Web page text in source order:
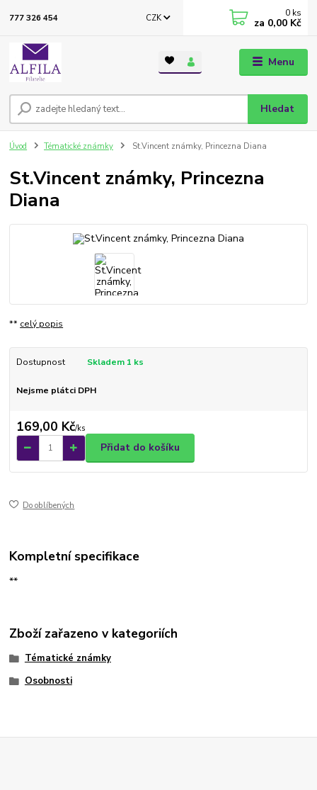
Menu
CZK
Hledat
777 326 454 0 ks
za 0,00 Kč
Úvod Tématické známky St.Vincent známky, Princezna Diana
St.Vincent známky, Princezna
Diana
** celý popis
Dostupnost Skladem 1 ks
Nejsme plátci DPH
169,00 Kč/ks
Přidat do košíku
Do oblíbených
Kompletní specifikace
**
Zboží zařazeno v kategoriích
Tématické známky
Osobnosti